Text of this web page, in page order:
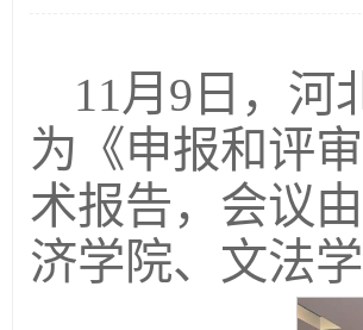
11月9日，河
为《申报和评
术报告，会议
济学院、文法